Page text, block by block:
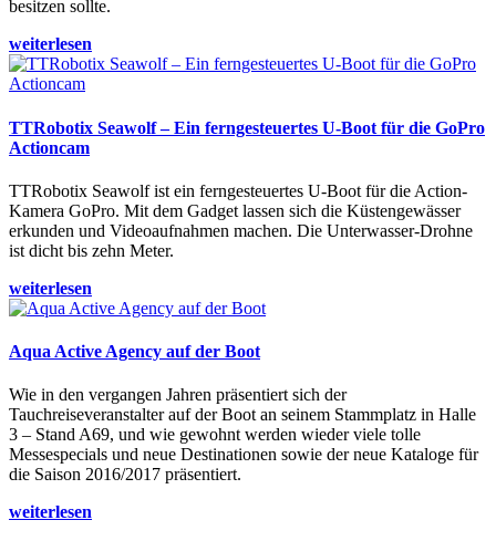
besitzen sollte.
weiterlesen
TTRobotix Seawolf – Ein ferngesteuertes U-Boot für die GoPro
Actioncam
TTRobotix Seawolf ist ein ferngesteuertes U-Boot für die Action-
Kamera GoPro. Mit dem Gadget lassen sich die Küstengewässer
erkunden und Videoaufnahmen machen. Die Unterwasser-Drohne
ist dicht bis zehn Meter.
weiterlesen
Aqua Active Agency auf der Boot
Wie in den vergangen Jahren präsentiert sich der
Tauchreiseveranstalter auf der Boot an seinem Stammplatz in Halle
3 – Stand A69, und wie gewohnt werden wieder viele tolle
Messespecials und neue Destinationen sowie der neue Kataloge für
die Saison 2016/2017 präsentiert.
weiterlesen